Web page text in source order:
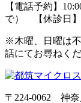
【電話予約】
で） 【休診日】
※木曜、日曜は
話にてお尋ねくだ
〒224-0062 神